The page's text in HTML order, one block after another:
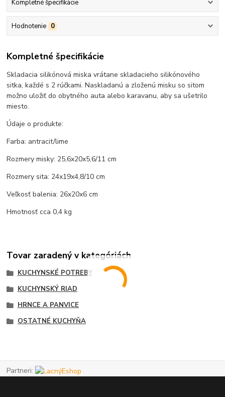
Kompletné špecifikácie
Hodnotenie 0
Kompletné špecifikácie
Skladacia silikónová miska vrátane skladacieho silikónového
sitka, každé s 2 rúčkami. Naskladanú a zloženú misku so sitom
možno uložiť do obytného auta alebo karavanu, aby sa ušetrilo
miesto.
Údaje o produkte:
Farba: antracit/lime
Rozmery misky: 25,6x20x5,6/11 cm
Rozmery sita: 24x19x4,8/10 cm
Veľkosť balenia: 26x20x6 cm
Hmotnosť cca 0,4 kg
Tovar zaradený v kategóriách
KUCHYNSKÉ POTREBY
KUCHYNSKÝ RIAD
HRNCE A PANVICE
OSTATNÉ KUCHYŇA
Partneri: